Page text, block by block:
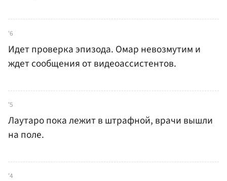
'6
Идет проверка эпизода. Омар невозмутим и
ждет сообщения от видеоассистентов.
'5
Лаутаро пока лежит в штрафной, врачи вышли
на поле.
'4